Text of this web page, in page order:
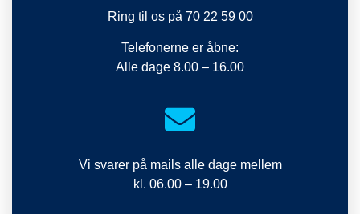
Ring til os på 70 22 59 00
Telefonerne er åbne:
Alle dage 8.00 – 16.00
Vi svarer på mails alle dage mellem
kl. 06.00 – 19.00